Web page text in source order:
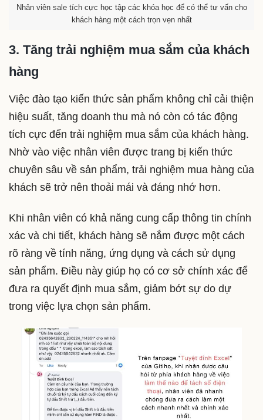
Nhân viên sale tích cực học tập các khóa học để có thể tư vấn cho
khách hàng một cách trọn vẹn nhất
3. Tăng trải nghiệm mua sắm của khách
hàng
Việc đào tạo kiến thức sản phẩm không chỉ cải thiện
hiệu suất, tăng doanh thu mà nó còn có tác động
tích cực đến trải nghiệm mua sắm của khách hàng.
Nhờ vào việc nhân viên được trang bị kiến thức
chuyên sâu về sản phẩm, trải nghiệm mua hàng của
khách sẽ trở nên thoải mái và đáng nhớ hơn.
Khi nhân viên có khả năng cung cấp thông tin chính
xác và chi tiết, khách hàng sẽ nắm được một cách
rõ ràng về tính năng, ứng dụng và cách sử dụng
sản phẩm. Điều này giúp họ có cơ sở chính xác để
đưa ra quyết định mua sắm, giảm bớt sự do dự
trong việc lựa chọn sản phẩm.